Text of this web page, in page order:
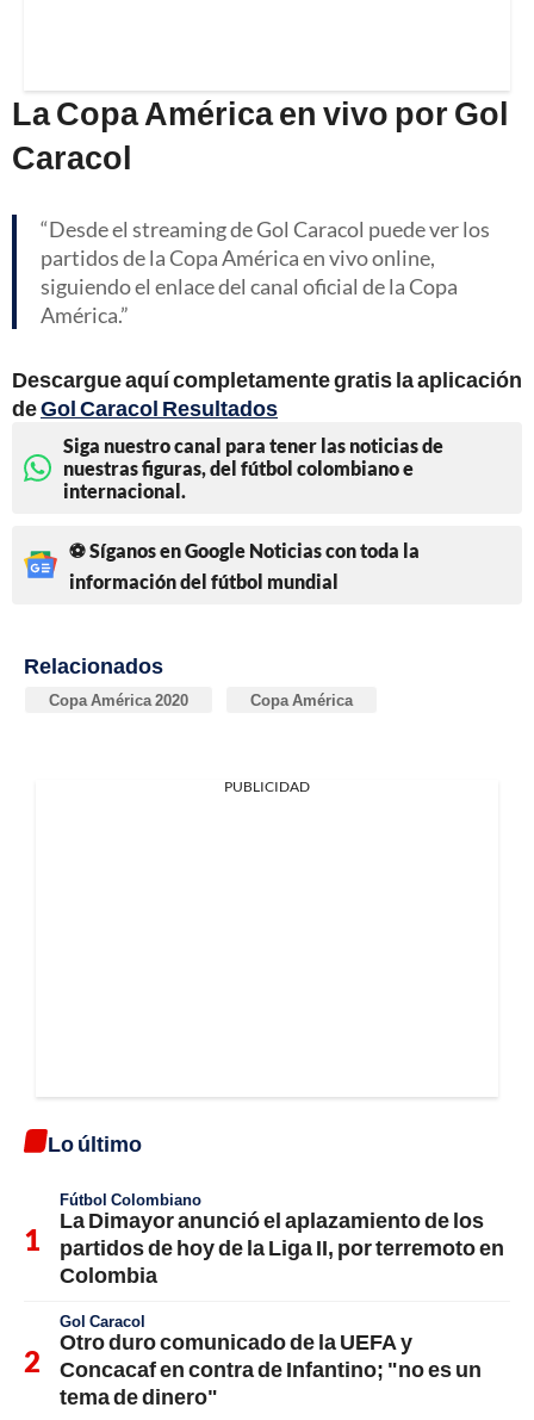
La Copa América en vivo por Gol
Caracol
Desde el streaming de Gol Caracol puede ver los
partidos de la Copa América en vivo online,
siguiendo el enlace del canal oficial de la Copa
América.
Descargue aquí completamente gratis la aplicación
deGol Caracol Resultados
Siga nuestro canal para tener las noticias de
nuestras figuras, del fútbol colombiano e
internacional.
⚽ Síganos en Google Noticias con toda la
información del fútbol mundial
Relacionados
Copa América 2020 Copa América
PUBLICIDAD
Lo último
Fútbol Colombiano
La Dimayor anunció el aplazamiento de los
partidos de hoy de la Liga II, por terremoto en
Colombia
Gol Caracol
Otro duro comunicado de la UEFA y
Concacaf en contra de Infantino; "no es un
tema de dinero"